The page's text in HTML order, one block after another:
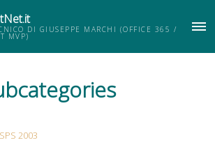
DI GIUSEPPE MARCHI (OFFICE 365 /
MVP)
SPS 2003